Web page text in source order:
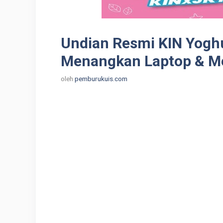
Undian Resmi KIN
Menangkan Laptop &
oleh pemburukuis.com